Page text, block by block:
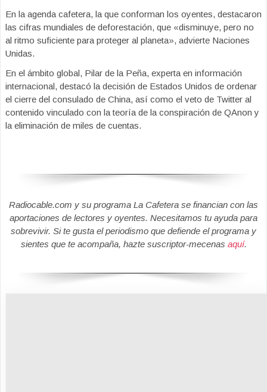
En la agenda cafetera, la que conforman los oyentes, destacaron
las cifras mundiales de deforestación, que «disminuye, pero no
al ritmo suficiente para proteger al planeta», advierte Naciones
Unidas.
En el ámbito global, Pilar de la Peña, experta en información
internacional, destacó la decisión de Estados Unidos de ordenar
el cierre del consulado de China, así como el veto de Twitter al
contenido vinculado con la teoría de la conspiración de QAnon y
la eliminación de miles de cuentas.
Radiocable.com y su programa La Cafetera se financian con las
aportaciones de lectores y oyentes. Necesitamos tu ayuda para
sobrevivir. Si te gusta el periodismo que defiende el programa y
sientes que te acompaña, hazte suscriptor-mecenas aquí.